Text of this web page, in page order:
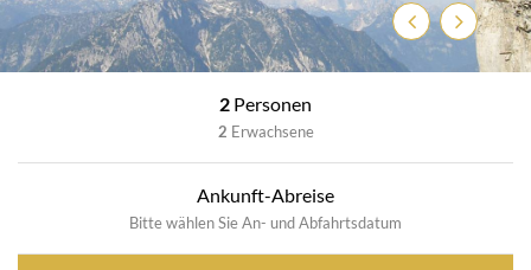
ZurückWeiter
2 Personen
2 Erwachsene
Ankunft-Abreise
Bitte wählen Sie An- und Abfahrtsdatum